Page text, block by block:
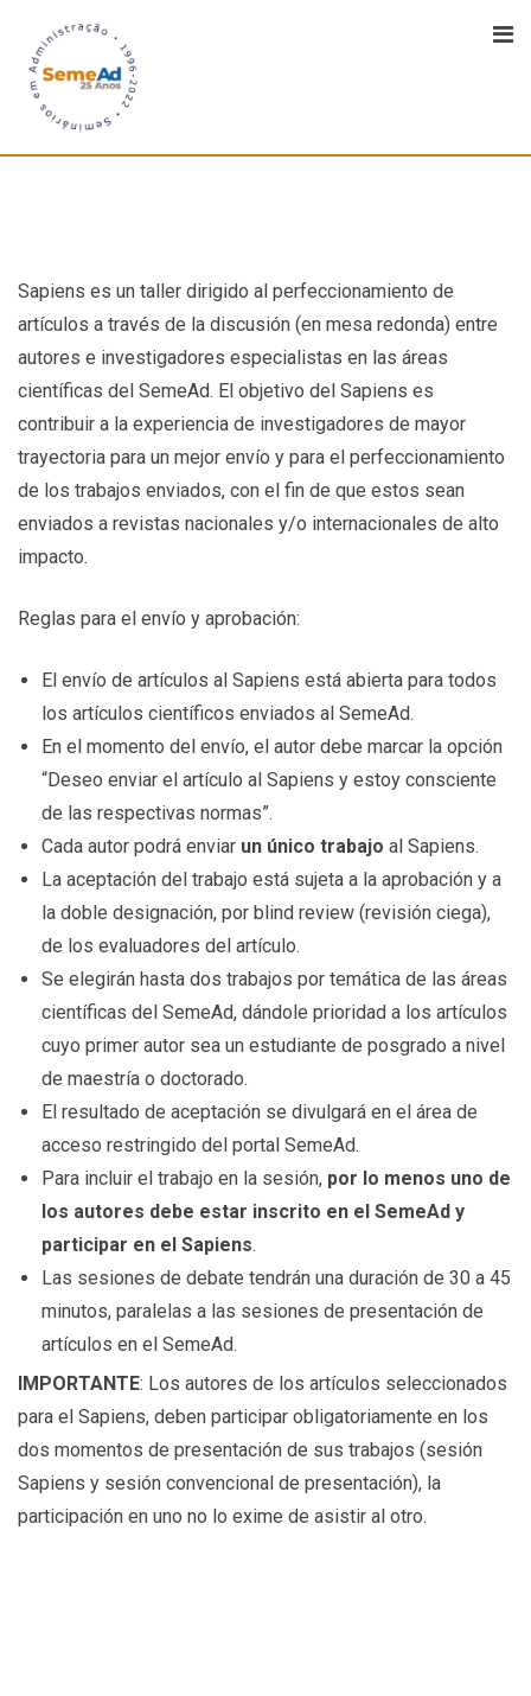
Sapiens es un taller dirigido al perfeccionamiento de
artículos a través de la discusión (en mesa redonda) entre
autores e investigadores especialistas en las áreas
científicas del SemeAd. El objetivo del Sapiens es
contribuir a la experiencia de investigadores de mayor
trayectoria para un mejor envío y para el perfeccionamiento
de los trabajos enviados, con el fin de que estos sean
enviados a revistas nacionales y/o internacionales de alto
impacto.
Reglas para el envío y aprobación:
El envío de artículos al Sapiens está abierta para todos
los artículos científicos enviados al SemeAd.
En el momento del envío, el autor debe marcar la opción
“Deseo enviar el artículo al Sapiens y estoy consciente
de las respectivas normas”.
Cada autor podrá enviar un único trabajo al Sapiens.
La aceptación del trabajo está sujeta a la aprobación y a
la doble designación, por blind review (revisión ciega),
de los evaluadores del artículo.
Se elegirán hasta dos trabajos por temática de las áreas
científicas del SemeAd, dándole prioridad a los artículos
cuyo primer autor sea un estudiante de posgrado a nivel
de maestría o doctorado.
El resultado de aceptación se divulgará en el área de
acceso restringido del portal SemeAd.
Para incluir el trabajo en la sesión, por lo menos uno de
los autores debe estar inscrito en el SemeAd y
participar en el Sapiens.
Las sesiones de debate tendrán una duración de 30 a 45
minutos, paralelas a las sesiones de presentación de
artículos en el SemeAd.
IMPORTANTE: Los autores de los artículos seleccionados
para el Sapiens, deben participar obligatoriamente en los
dos momentos de presentación de sus trabajos (sesión
Sapiens y sesión convencional de presentación), la
participación en uno no lo exime de asistir al otro.